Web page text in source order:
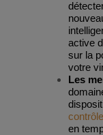
active
sur la
votre
Les
en